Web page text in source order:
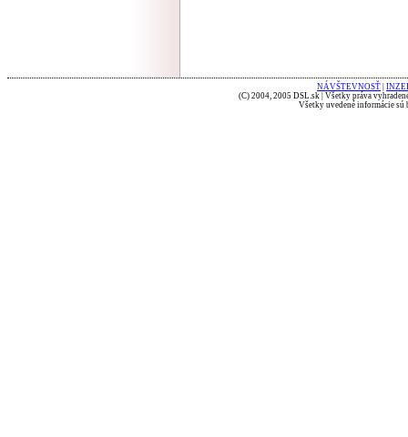
NÁVŠTEVNOSŤ
(C) 2004, 2005 DSL.sk | Všetky práva
Všetky uvedené informácie sú